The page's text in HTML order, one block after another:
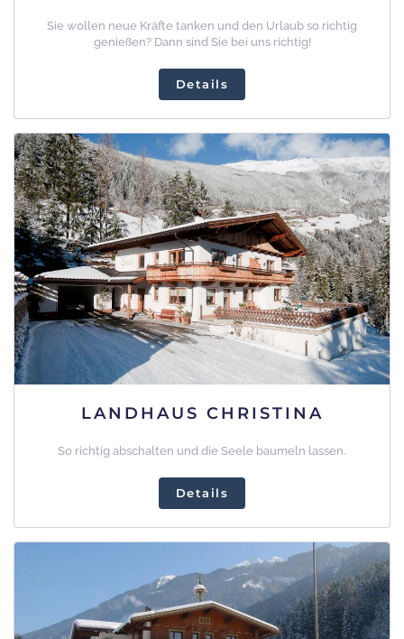
Sie wollen neue Kräfte tanken und den Urlaub so richtig
genießen? Dann sind Sie bei uns richtig!
Details
LANDHAUS CHRISTINA
So richtig abschalten und die Seele baumeln lassen.
Details